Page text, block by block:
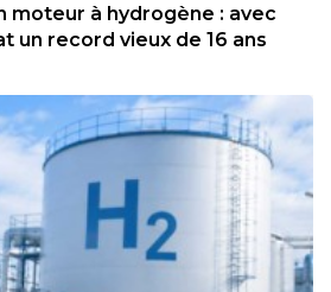
moteur à hydrogène : avec
un record vieux de 16 ans